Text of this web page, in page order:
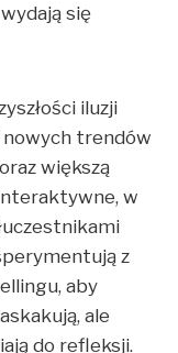
się
iluzji
nowych trendów
większą
w
z
aby
ale
do refleksji.